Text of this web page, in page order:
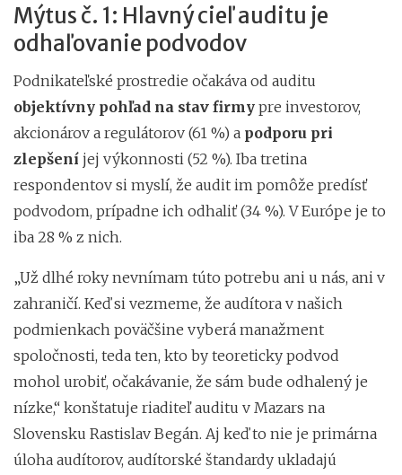
Mýtus č. 1: Hlavný cieľ auditu je
odhaľovanie podvodov
Podnikateľské prostredie očakáva od auditu
objektívny pohľad na stav firmy pre investorov,
akcionárov a regulátorov (61 %) a podporu pri
zlepšení jej výkonnosti (52 %). Iba tretina
respondentov si myslí, že audit im pomôže predísť
podvodom, prípadne ich odhaliť (34 %). V Európe je to
iba 28 % z nich.
„Už dlhé roky nevnímam túto potrebu ani u nás, ani v
zahraničí. Keď si vezmeme, že audítora v našich
podmienkach poväčšine vyberá manažment
spoločnosti, teda ten, kto by teoreticky podvod
mohol urobiť, očakávanie, že sám bude odhalený je
nízke,“ konštatuje riaditeľ auditu v Mazars na
Slovensku Rastislav Begán. Aj keď to nie je primárna
úloha audítorov, audítorské štandardy ukladajú